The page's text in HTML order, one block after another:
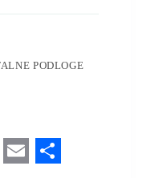
PODLOGE